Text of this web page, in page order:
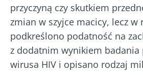
przyczyną czy skutkiem
zmian w szyjce macicy, lecz w
podkreślono podatność na
z dodatnim wynikiem badania
wirusa HIV i opisano rodzaj
Dołącz do społeczności
miesiącu odbieraj „The
bieżąco z najnowszymi
mikrobiocie